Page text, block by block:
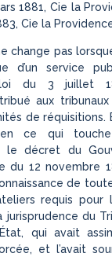
1881, Cie la
Cie la
change pas
d’un service
du
3 juillet
aux
de réquisitions.
ce qui touche
le décret du
du 12 novembre
de
requis pour
du
qui avait
et l’avait